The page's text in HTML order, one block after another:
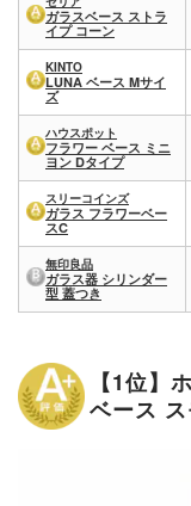
ガラスベース ストラ
イプ コーン
KINTO
LUNA ベース Mサイ
ズ
ハウスポット
フラワー ベース ミニ
ヨン Dタイプ
スリーコインズ
ガラス フラワーベー
スC
無印良品
ガラス器 シリンダー
型 蓋つき
【1位】
ベース ス